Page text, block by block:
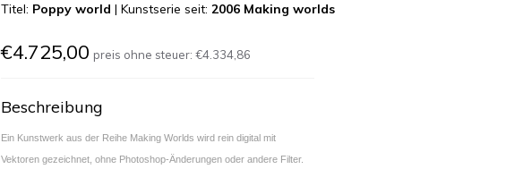
Titel: Poppy world |Kunstserie seit:2006 Making worlds
€4.725,00 preis ohne steuer:€4.334,86
Beschreibung
Ein Kunstwerk aus der Reihe Making Worlds wird rein digital mit
Vektoren gezeichnet, ohne Photoshop-Änderungen oder andere Filter.